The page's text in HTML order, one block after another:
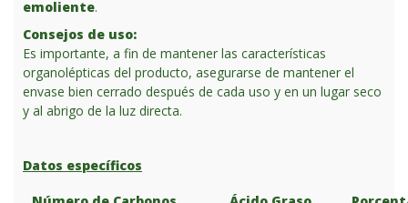
emoliente.
Consejos de uso:
Es importante, a fin de mantener las características
organolépticas del producto, asegurarse de mantener el
envase bien cerrado después de cada uso y en un lugar seco
y al abrigo de la luz directa.
Datos específicos